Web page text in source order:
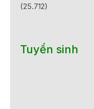
(25.712)
Tuyển sinh